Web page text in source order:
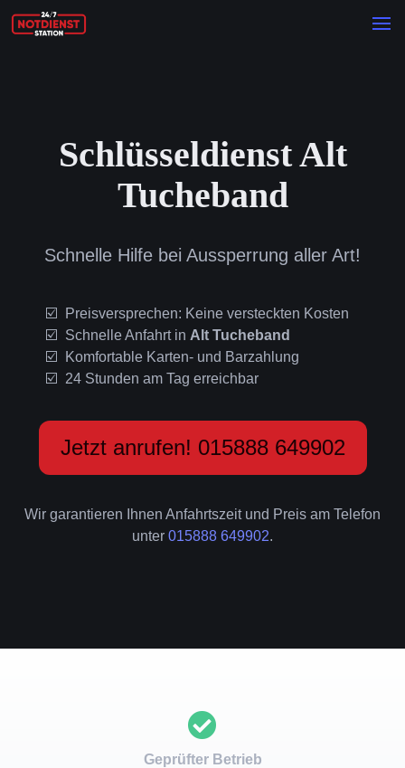
Schlüsseldienst Alt
Tucheband
Schnelle Hilfe bei Aussperrung aller Art!
Preisversprechen: Keine versteckten Kosten
Schnelle Anfahrt in Alt Tucheband
Komfortable Karten- und Barzahlung
24 Stunden am Tag erreichbar
Jetzt anrufen! 015888 649902
Wir garantieren Ihnen Anfahrtszeit und Preis am Telefon
unter 015888 649902.
Geprüfter Betrieb